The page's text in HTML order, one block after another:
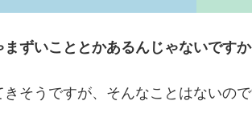
まずいこととかあるんじゃないですか
そうですが、そんなことはないので